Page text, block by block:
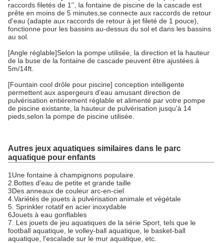
raccords filetés de 1'', la fontaine de piscine de la cascade est
prête en moins de 5 minutes,se connecte aux raccords de retour
d'eau (adapte aux raccords de retour à jet fileté de 1 pouce),
fonctionne pour les bassins au-dessus du sol et dans les bassins
au sol.
[Angle réglable]Selon la pompe utilisée, la direction et la hauteur
de la buse de la fontaine de cascade peuvent être ajustées à
5m/14ft.
[Fountain cool drôle pour piscine] conception intelligente
permettent aux aspergeurs d'eau amusant direction de
pulvérisation entièrement réglable et alimenté par votre pompe
de piscine existante, la hauteur de pulvérisation jusqu'à 14
pieds,selon la pompe de piscine utilisée.
Autres jeux aquatiques similaires dans le parc
aquatique pour enfants
1Une fontaine à champignons populaire.
2.Bottes d'eau de petite et grande taille
3Des anneaux de couleur arc-en-ciel
4.Variétés de jouets à pulvérisation animale et végétale
5. Sprinkler rotatif en acier inoxydable
6Jouets à eau gonflables
7. Les jouets de jeu aquatiques de la série Sport, tels que le
football aquatique, le volley-ball aquatique, le basket-ball
aquatique, l'escalade sur le mur aquatique, etc.